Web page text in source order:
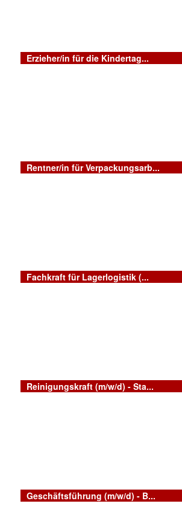
Erzieher/in für die Kindertag...
Rentner/in für Verpackungsarb...
Fachkraft für Lagerlogistik (...
Reinigungskraft (m/w/d) - Sta...
Geschäftsführung (m/w/d) - B...